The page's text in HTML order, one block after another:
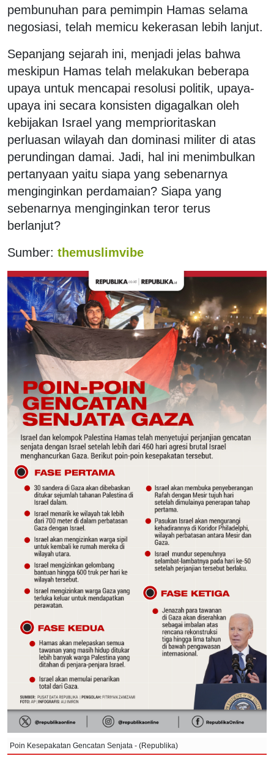
pembunuhan para pemimpin Hamas selama
negosiasi, telah memicu kekerasan lebih lanjut.
Sepanjang sejarah ini, menjadi jelas bahwa
meskipun Hamas telah melakukan beberapa
upaya untuk mencapai resolusi politik, upaya-
upaya ini secara konsisten digagalkan oleh
kebijakan Israel yang memprioritaskan
perluasan wilayah dan dominasi militer di atas
perundingan damai. Jadi, hal ini menimbulkan
pertanyaan yaitu siapa yang sebenarnya
menginginkan perdamaian? Siapa yang
sebenarnya menginginkan teror terus
berlanjut?
Sumber: themuslimvibe
Poin Kesepakatan Gencatan Senjata - (Republika)